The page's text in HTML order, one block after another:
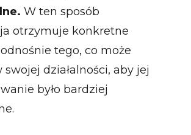
W ten sposób
otrzymuje konkretne
tego, co może
działalności, aby jej
było bardziej